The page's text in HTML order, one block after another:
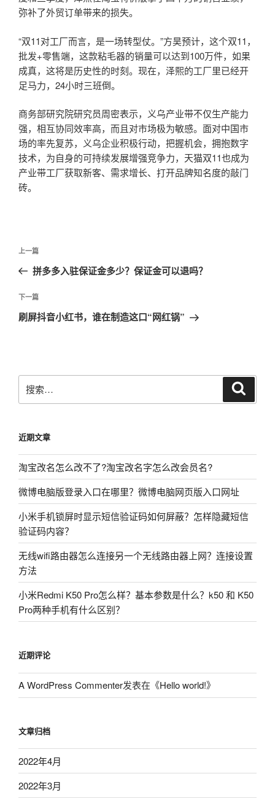
弥补了外贸订单带来的损失。
“双11对工厂而言，是一场转型仗。”方昊预计，这个双11，
批发+零售端，这款粘毛器的销量可以达到100万件，如果
成真，这将是历史性的时刻。现在，泽熙的工厂里已经开
足马力，24小时三班倒。
商务部研究院研究员周密表示，义乌产业带不仅生产能力
强，相互协同效率高，而且对市场极为敏感。面对中国市
场的率先复苏，义乌企业积极行动，把握机会，拥抱数字
技术，为自身的可持续发展增强竞争力，天猫双11也成为
产业带工厂获取新客、需求增长、打开品牌知名度的敲门
砖。
文
导
航
上
一
文
章
上一篇
拼多多入驻保证金多少？保证金可以退吗？
下
一
下一篇
刷屏抖音小红书，谁在制造这口“网红锅”
搜
索：
近期文章
淘宝改名怎么改不了?淘宝改名字怎么改会员名?
微博电脑版登录入口在哪里？微博电脑网页版入口网址
小米手机锁屏时显示短信验证码如何屏蔽？怎样隐藏短信
验证码内容？
无线wifi路由器怎么连接另一个无线路由器上网？连接设置
方法
小米Redmi K50 Pro怎么样？基本参数是什么？k50 和 K50
Pro两种手机有什么区别？
近期评论
A WordPress Commenter发表在《Hello world!》
文章归档
2022年4月
2022年3月